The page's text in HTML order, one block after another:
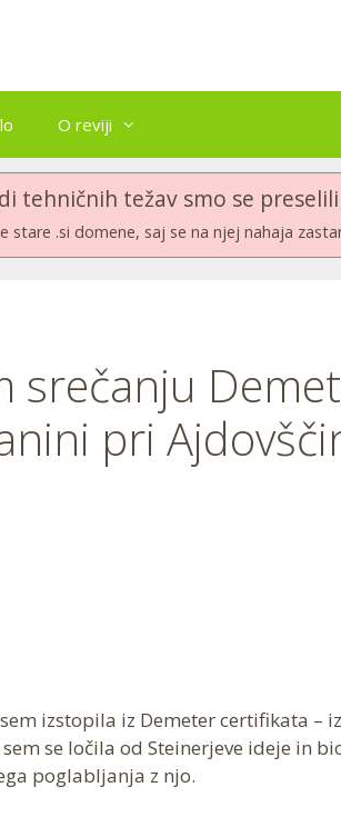
O reviji
tehničnih težav smo se
stare .si domene, saj se na njej nahaja
srečanju
pri
izstopila iz Demeter certifikata –
se ločila od Steinerjeve ideje in
poglabljanja z njo.